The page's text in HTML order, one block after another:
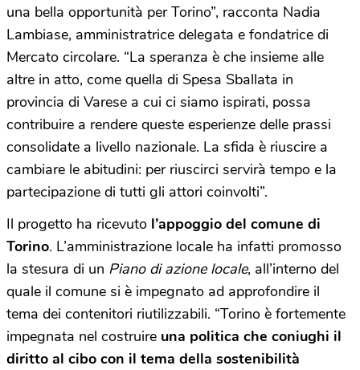
una bella opportunità per Torino”, racconta Nadia
Lambiase, amministratrice delegata e fondatrice di
Mercato circolare. “La speranza è che insieme alle
altre in atto, come quella di Spesa Sballata in
provincia di Varese a cui ci siamo ispirati, possa
contribuire a rendere queste esperienze delle prassi
consolidate a livello nazionale. La sfida è riuscire a
cambiare le abitudini: per riuscirci servirà tempo e la
partecipazione di tutti gli attori coinvolti”.
Il progetto ha ricevuto l’appoggio del comune di
Torino. L’amministrazione locale ha infatti promosso
la stesura di un Piano di azione locale, all’interno del
quale il comune si è impegnato ad approfondire il
tema dei contenitori riutilizzabili. “Torino è fortemente
impegnata nel costruire una politica che coniughi il
diritto al cibo con il tema della sostenibilità